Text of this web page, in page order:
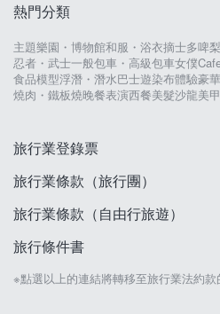
熱門分類
主題樂園・博物館和服・浴衣摘士多啤梨
忍者・武士一般包車・高級包車女僕
食品模型浮潛・潛水巴士遊染布體驗豪
燒肉・鐵板燒晚餐表演西餐美髮沙龍美甲
旅行業登錄票
旅行業條款（旅行團）
旅行業條款（自由行旅遊）
旅行條件書
※點選以上的連結將轉移至旅行業法約款